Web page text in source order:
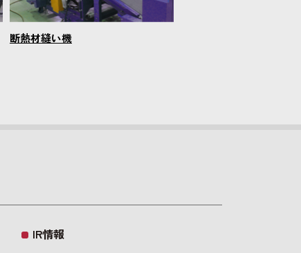
断熱材縫い機
IR情報